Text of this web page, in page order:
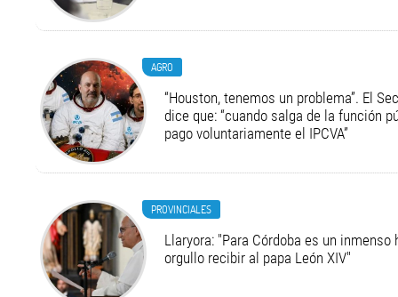
AGRO
“Houston, tenemos un problema”. El
dice que: “cuando salga de la función
pago voluntariamente el IPCVA”
PROVINCIALES
Llaryora: "Para Córdoba es un inmenso
orgullo recibir al papa León XIV"